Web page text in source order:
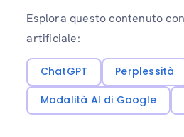
Esplora questo contenuto
artificiale:
ChatGPT Perplessità
Modalità AI di Google